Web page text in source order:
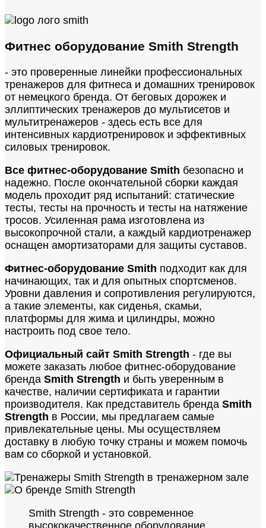
Фитнес оборудование Smith Strength
- это проверенные линейки профессиональных
тренажеров для фитнеса и домашних тренировок
от немецкого бренда. От беговых дорожек и
эллиптических тренажеров до мультисетов и
мультитренажеров - здесь есть все для
интенсивных кардиотренировок и эффективных
силовых тренировок.
Все фитнес-оборудование Smith безопасно и
надежно. После окончательной сборки каждая
модель проходит ряд испытаний: статические
тесты, тесты на прочность и тесты на натяжение
тросов. Усиленная рама изготовлена из
высокопрочной стали, а каждый кардиотренажер
оснащен амортизаторами для защиты суставов.
Фитнес-оборудование Smith подходит как для
начинающих, так и для опытных спортсменов.
Уровни давления и сопротивления регулируются,
а такие элементы, как сиденья, скамьи,
платформы для жима и цилиндры, можно
настроить под свое тело.
Официальный сайт Smith Strength - где вы
можете заказать любое фитнес-оборудование
бренда Smith Strength и быть уверенным в
качестве, наличии сертификата и гарантии
производителя. Как представитель бренда Smith
Strength в России, мы предлагаем самые
привлекательные цены. Мы осуществляем
доставку в любую точку страны и можем помочь
вам со сборкой и установкой.
Smith Strength - это современное